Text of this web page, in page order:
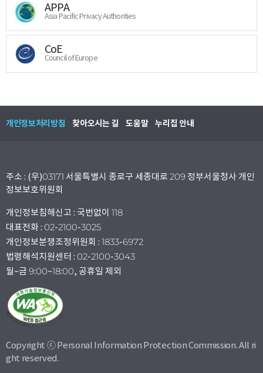
APPA
Asia Pacific Privacy Authorities
CoE
Council of Europe
개인정보처리방침 찾아오시는 길 도움말 누리집 안내
주소 : (우)03171 서울특별시 종로구 세종대로 209 정부서울청사 개인
정보보호위원회
개인정보침해신고 : 국번없이 118
대표전화 : 02-2100-3025
개인정보분쟁조정위원회 : 1833-6972
법령해석지원센터 : 02-2100-3043
월~금 9:00~18:00, 공휴일 제외
Copyright ⓒ Personal Information Protection Commission. All ri
ght reserved.